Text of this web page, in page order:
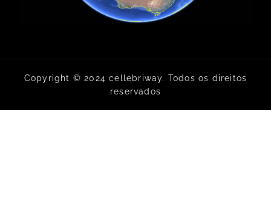
Copyright © 2024 cellebriway. Todos os direitos
reservados